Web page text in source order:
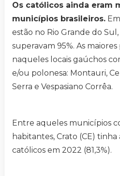
Os católicos ainda eram
municípios brasileiros.
estão no Rio Grande do
superavam 95%. As
naqueles locais gaúchos
e/ou polonesa: Montauri,
Serra e Vespasiano Corrêa.
Entre aqueles municípios
habitantes, Crato (CE)
católicos em 2022 (81,3%).